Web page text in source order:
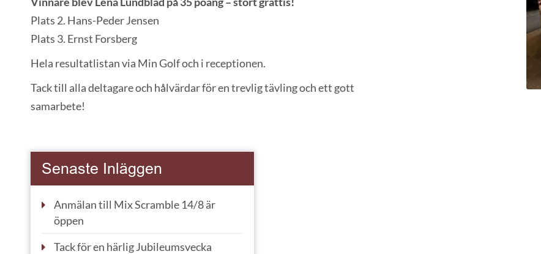
Plats 2. Hans-Peder Jensen
Plats 3. Ernst Forsberg
Hela resultatlistan via Min Golf och i receptionen.
Tack till alla deltagare och hålvärdar för en trevlig tävling och ett gott
samarbete!
Senaste Inläggen
Anmälan till Mix Scramble 14/8 är
öppen
Tack för en härlig Jubileumsvecka